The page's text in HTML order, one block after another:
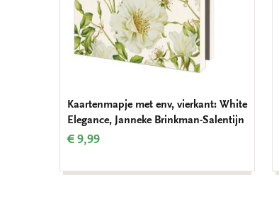
Kaartenmapje met env, vierkant: White
Elegance, Janneke Brinkman-Salentijn
€ 9,99